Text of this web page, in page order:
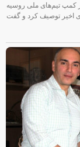
کمپ تیم‌های ملی روسیه
اخیر توصیف کرد و گفت